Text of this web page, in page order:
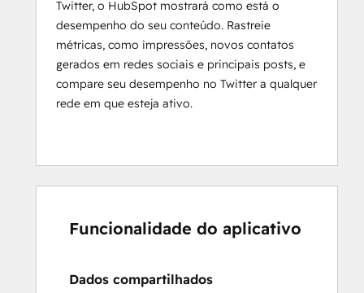
Twitter, o HubSpot mostrará como está o
desempenho do seu conteúdo. Rastreie
métricas, como impressões, novos contatos
gerados em redes sociais e principais posts, e
compare seu desempenho no Twitter a qualquer
rede em que esteja ativo.
Funcionalidade do aplicativo
Dados compartilhados